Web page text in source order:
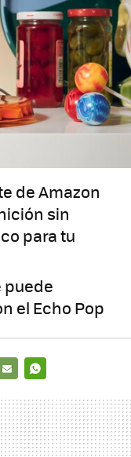
de Amazon
sin
para tu
puede
el Echo Pop